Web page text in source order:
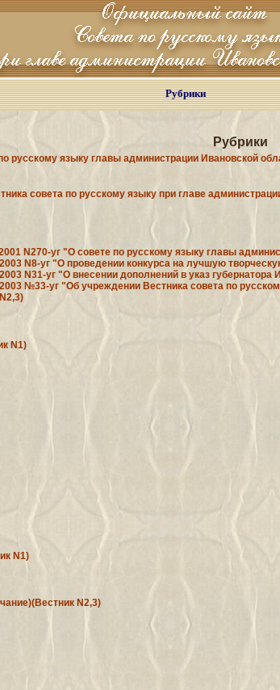
Рубрики
Рубрики
русскому языку главы администрации Ивановской
совета по русскому языку при главе
N270-уг "О совете по русскому языку главы
N8-уг "О проведении конкурса на лучшую
N31-уг "О внесении дополнений в указ
№33-уг "Об учреждении Вестника совета по
N1)
N1)
N2,3)